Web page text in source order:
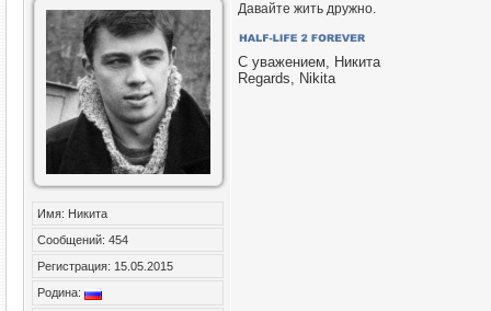
Имя: Никита
Сообщений: 454
Регистрация: 15.05.2015
Родина:
Давайте жить дружно.
С уважением, Никита
Regards, Nikita